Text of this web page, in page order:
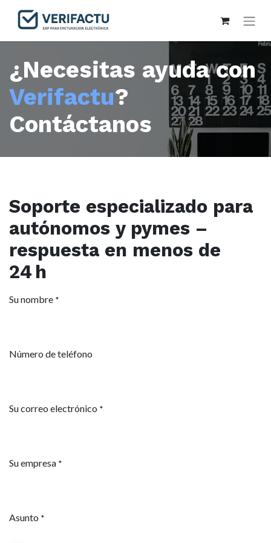
¿Necesitas ayuda con
Verifactu?
Contáctanos
Soporte especializado para
autónomos y pymes –
respuesta en menos de
24 h
Su nombre *
Número de teléfono
Su correo electrónico *
Su empresa *
Asunto *